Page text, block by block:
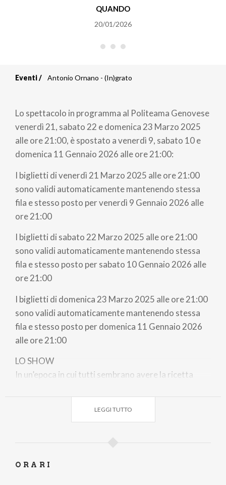
QUANDO
20/01/2026
di
pane
Eventi Antonio Ornano - (In)grato
Lo spettacolo in programma al Politeama Genovese
venerdì 21, sabato 22 e domenica 23 Marzo 2025
alle ore 21:00, è spostato a venerdì 9, sabato 10 e
domenica 11 Gennaio 2026 alle ore 21:00:
I biglietti di venerdì 21 Marzo 2025 alle ore 21:00
sono validi automaticamente mantenendo stessa
fila e stesso posto per venerdì 9 Gennaio 2026 alle
ore 21:00
I biglietti di sabato 22 Marzo 2025 alle ore 21:00
sono validi automaticamente mantenendo stessa
fila e stesso posto per sabato 10 Gennaio 2026 alle
ore 21:00
I biglietti di domenica 23 Marzo 2025 alle ore 21:00
sono validi automaticamente mantenendo stessa
fila e stesso posto per domenica 11 Gennaio 2026
alle ore 21:00
LO SHOW
In un’epoca in cui tutti sembrano avere la ricetta
obbligatoria. Perché, diciamolo: non sempre è facile
LEGGI TUTTO
ORARI